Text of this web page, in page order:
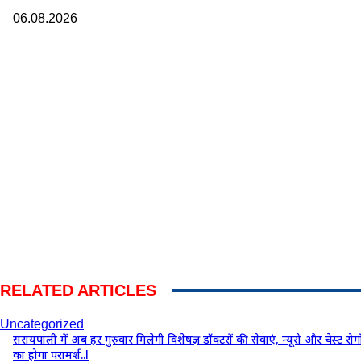
06.08.2026
RELATED ARTICLES
Uncategorized
सरायपाली में अब हर गुरुवार मिलेगी विशेषज्ञ डॉक्टरों की सेवाएं, न्यूरो और चेस्ट
का होगा परामर्श..l